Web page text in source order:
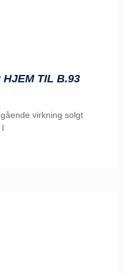
TIL B.93
virkning solgt